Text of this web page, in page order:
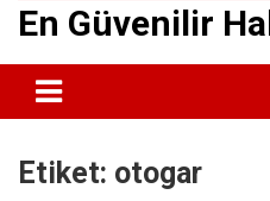
En Güvenilir
Etiket: otogar